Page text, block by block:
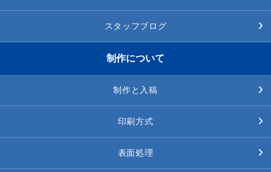
スタッフブログ
制作について
制作と入稿
印刷方式
表面処理